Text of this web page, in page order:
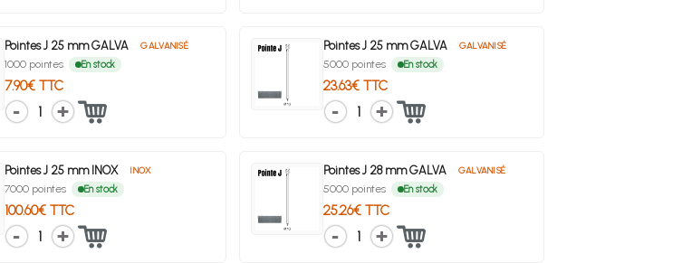
Pointes J 25 mm GALVA GALVANISÉ
1000 pointes En stock
7.90€ TTC
1
Pointes J 25 mm GALVA GALVANISÉ
5000 pointes En stock
23.63€ TTC
1
Pointes J 25 mm INOX INOX
7000 pointes En stock
100.60€ TTC
1
Pointes J 28 mm GALVA GALVANISÉ
5000 pointes En stock
25.26€ TTC
1